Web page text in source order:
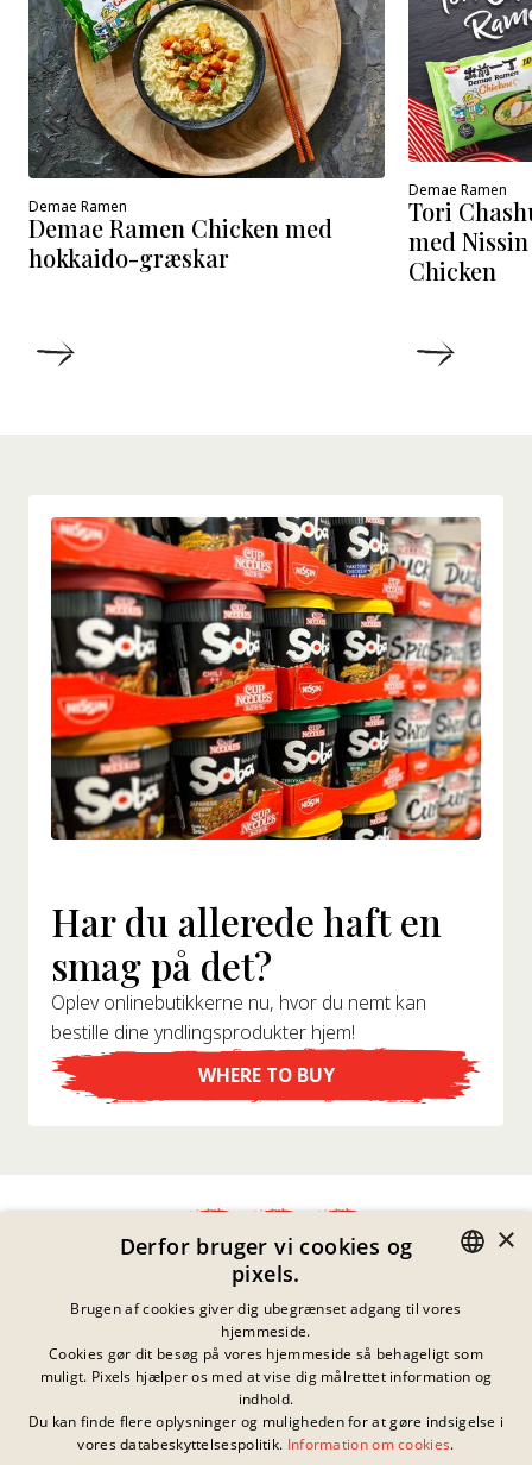
Demae Ramen
Demae Ramen Chicken med
hokkaido-græskar
Demae Ramen
Tori
med
Chicken
Har du allerede haft en
smag på det?
Oplev onlinebutikkerne nu, hvor du nemt kan
bestille dine yndlingsprodukter hjem!
WHERE TO BUY
Fortrolighedserklæring
Impressum
Juridiske Meddelelser
Kontakt
Cookies
Ofte Stillede Spørgsmål
Downloader
Der er ingen aktuelle
konkurrencer i
øjeblikket
GERMAN
FRENCH
DANISH
×
Derfor bruger vi cookies og
pixels.
Brugen af cookies giver dig ubegrænset adgang til vores
hjemmeside.
Cookies gør dit besøg på vores hjemmeside så behageligt som
muligt. Pixels hjælper os med at vise dig målrettet information og
indhold.
Du kan finde flere oplysninger og muligheden for at gøre indsigelse i
vores databeskyttelsespolitik. Information om cookies.